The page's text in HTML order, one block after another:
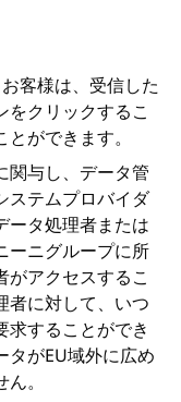
客様は、受信した
をクリックするこ
ができます。
関与し、データ管
ステムプロバイダ
ータ処理者または
ーニグループに所
がアクセスするこ
者に対して、いつ
求することができ
タがEU域外に広め
。